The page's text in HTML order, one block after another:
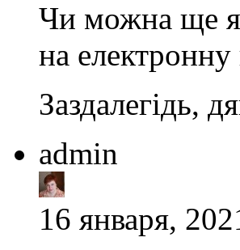
Чи можна ще
на
Заздалегідь,
admin
16 января,